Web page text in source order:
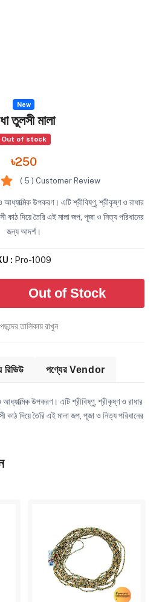
New
তুলসী মালা
Out of stock
৳250
( 5 ) Customer Review
আধ্যাত্মিক উপকরণ। এটি শ্রীবিষ্ণু, শ্রীকৃষ্ণ ও রাধার
দিয়ে তৈরি এই মালা জপ, পূজা ও নিত্য পরিধানের
জন্য আদর্শ।
: Pro-1009
Out of Stock
পছন্দের তালিকায় রাখুন
রিভিউ পণ্যের Vendor
আধ্যাত্মিক উপকরণ। এটি শ্রীবিষ্ণু, শ্রীকৃষ্ণ ও রাধার
দিয়ে তৈরি এই মালা জপ, পূজা ও নিত্য পরিধানের